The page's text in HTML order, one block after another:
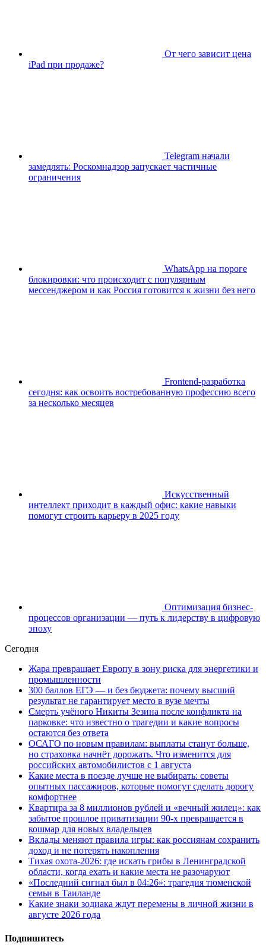
От чего зависит цена
iPad при продаже?
Telegram начали
замедлять: Роскомнадзор запускает частичные
ограничения
WhatsApp на пороге
блокировки: что происходит с популярным
мессенджером и как Россия готовится к жизни без него
Frontend-разработка
сегодня: как освоить востребованную профессию всего
за несколько месяцев
Искусственный
интеллект приходит в каждый офис: какие навыки
помогут строить карьеру в 2025 году
Оптимизация бизнес-
процессов организации — путь к лидерству в цифровую
эпоху
Сегодня
Жара превращает Европу в зону риска для энергетики и
промышленности
300 баллов ЕГЭ — и без бюджета: почему высший
результат не гарантирует место в вузе мечты
Смерть учёного Никиты Зезина после конфликта на
парковке: что известно о трагедии и какие вопросы
остаются без ответа
ОСАГО по новым правилам: выплаты станут больше,
но страховка начнёт дорожать. Что изменится для
российских автомобилистов с 1 августа
Какие места в поезде лучше не выбирать: советы
опытных пассажиров, которые помогут сделать дорогу
комфортнее
Квартира за 8 миллионов рублей и «вечный жилец»: как
забытое прошлое приватизации 90-х превращается в
кошмар для новых владельцев
Вклады меняют правила игры: как россиянам сохранить
доход и не потерять накопления
Тихая охота-2026: где искать грибы в Ленинградской
области, когда ехать и какие места не разочаруют
«Последний сигнал был в 04:26»: трагедия тюменской
семьи в Таиланде
Какие знаки зодиака ждут перемены в личной жизни в
августе 2026 года
Подпишитесь